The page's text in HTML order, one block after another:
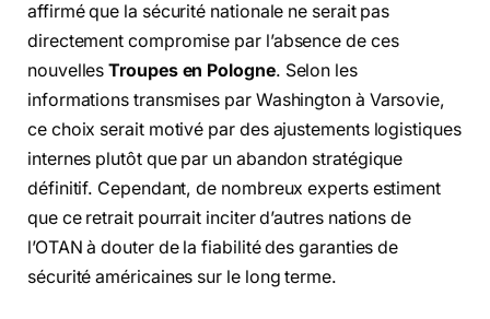
affirmé que la sécurité nationale ne serait pas
directement compromise par l’absence de ces
nouvellesTroupes en Pologne. Selon les
informations transmises par Washington à Varsovie,
ce choix serait motivé par des ajustements logistiques
internes plutôt que par un abandon stratégique
définitif. Cependant, de nombreux experts estiment
que ce retrait pourrait inciter d’autres nations de
l’OTAN à douter de la fiabilité des garanties de
sécurité américaines sur le long terme.